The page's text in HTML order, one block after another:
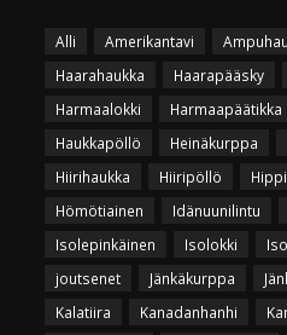
Alli Amerikantavi
Haarahaukka
Haarapääsky
Harmaalokki
Harmaapäätikka
Haukkapöllö
Heinäkurppa
Hiirihaukka
Hiiripöllö
Hömötiainen
Idänuunilintu
Isolepinkäinen
Isolokki
joutsenet
Jänkäkurppa
Kalatiira
Kanadanhanhi